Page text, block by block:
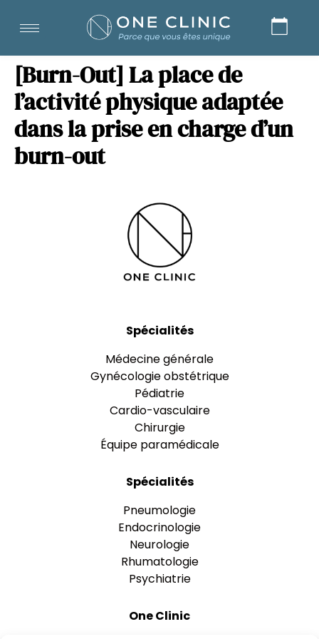
[Burn-Out] La place de
l’activité physique adaptée
dans la prise en charge d’un
burn-out
Spécialités
Médecine générale
Gynécologie obstétrique
Pédiatrie
Cardio-vasculaire
Chirurgie
Équipe paramédicale
Spécialités
Pneumologie
Endocrinologie
Neurologie
Rhumatologie
Psychiatrie
One Clinic